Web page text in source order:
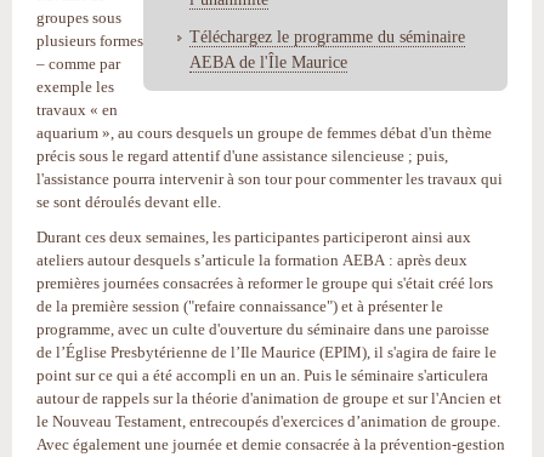
Téléchargez le programme du séminaire
AEBA de l'Île Maurice
groupes sous
plusieurs formes
– comme par
exemple les
travaux « en
aquarium », au cours desquels un groupe de femmes débat d'un thème
précis sous le regard attentif d'une assistance silencieuse ; puis,
l'assistance pourra intervenir à son tour pour commenter les travaux qui
se sont déroulés devant elle.
Durant ces deux semaines, les participantes participeront ainsi aux
ateliers autour desquels s’articule la formation AEBA : après deux
premières journées consacrées à reformer le groupe qui s'était créé lors
de la première session ("refaire connaissance") et à présenter le
programme, avec un culte d'ouverture du séminaire dans une paroisse
de l’Église Presbytérienne de l’Ile Maurice (EPIM), il s'agira de faire le
point sur ce qui a été accompli en un an. Puis le séminaire s'articulera
autour de rappels sur la théorie d'animation de groupe et sur l'Ancien et
le Nouveau Testament, entrecoupés d'exercices d’animation de groupe.
Avec également une journée et demie consacrée à la prévention-gestion